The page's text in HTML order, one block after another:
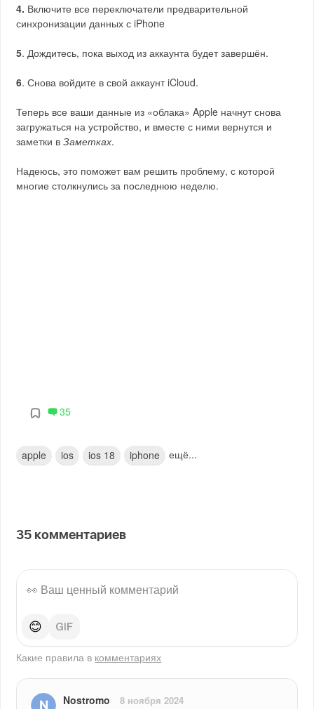
4. Включите все переключатели предварительной
синхронизации данных с iPhone
5. Дождитесь, пока выход из аккаунта будет завершён.
6. Снова войдите в свой аккаунт iCloud.
Теперь все ваши данные из «облака» Apple начнут снова
загружаться на устройство, и вместе с ними вернутся и
заметки вЗаметках.
Надеюсь, это поможет вам решить проблему, с которой
многие столкнулись за последнюю неделю.
35
apple ios ios 18 iphone ещё...
35 комментариев
😊
Какие правила в комментариях
Nostromo 8 ноября 2024